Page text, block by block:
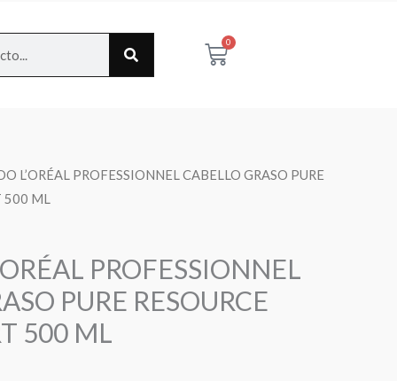
0
Cart
L’ORÉAL PROFESSIONNEL CABELLO GRASO PURE
500 ML
PROFESSIONNEL
PURE RESOURCE
500 ML